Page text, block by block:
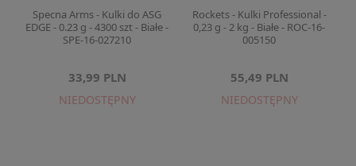
Specna Arms - Kulki do ASG
EDGE - 0.23 g - 4300 szt - Białe -
SPE-16-027210
33,99 PLN
NIEDOSTĘPNY
Rockets - Kulki Professional -
0,23 g - 2 kg - Białe - ROC-16-
005150
55,49 PLN
NIEDOSTĘPNY